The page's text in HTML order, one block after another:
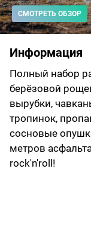
СМОТРЕТЬ ОБЗОР
Информация
Полный набор
берёзовой
вырубки,
тропинок,
сосновые
метров
rock'n'roll!